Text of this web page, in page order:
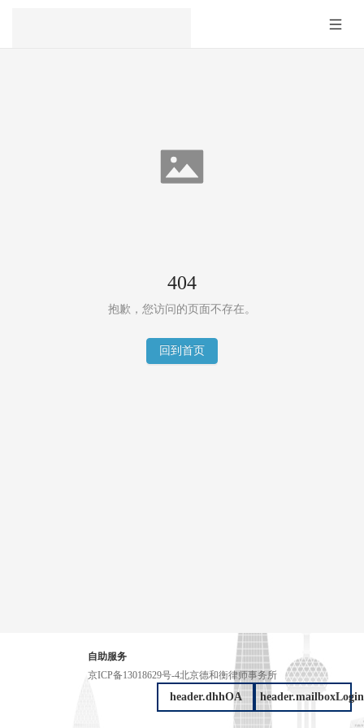
404
抱歉，您访问的页面不存在。
回到首页
自助服务
京ICP备13018629号-4北京德和衡律师事务所
header.dhhOA header.mailboxLogin